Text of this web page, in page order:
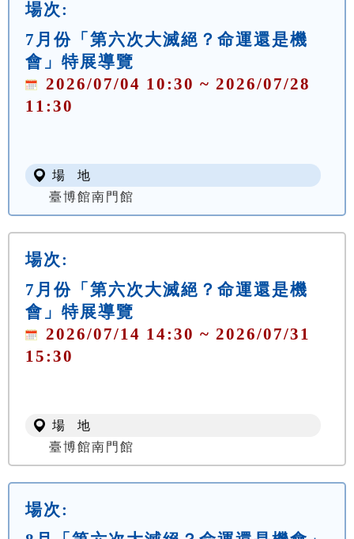
場次:
7月份「第六次大滅絕？命運還是機
會」特展導覽
2026/07/04 10:30 ~ 2026/07/28
11:30
場 地
臺博館南門館
場次:
7月份「第六次大滅絕？命運還是機
會」特展導覽
2026/07/14 14:30 ~ 2026/07/31
15:30
場 地
臺博館南門館
場次: